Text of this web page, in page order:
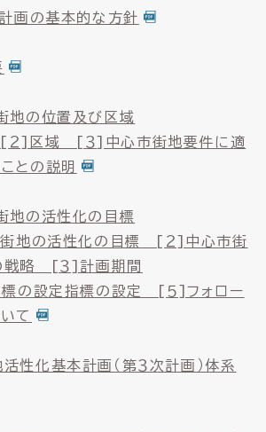
画の基本的な方針
地の位置及び区域
]区域 [３]中心市街地要件に適
との説明
地の活性化の目標
街地の活性化の目標 [２]中心市街
戦略 [３]計画期間
の設定指標の設定 [５]フォロー
て
性化基本計画（第３次計画）体系